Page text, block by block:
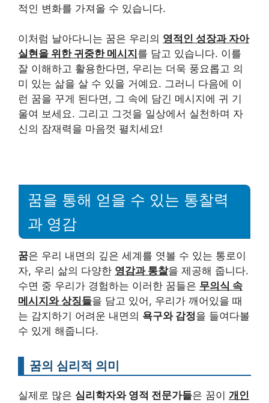
적인 변화를 가져올 수 있습니다.
이처럼 날아다니는 꿈은 우리의 영적인 성장과 자아
실현을 위한 귀중한 메시지 를 담고 있습니다. 이를
잘 이해하고 활용한다면, 우리는 더욱 풍요롭고 의
미 있는 삶을 살 수 있을 거예요. 그러니 다음에 이
런 꿈을 꾸게 된다면, 그 속에 담긴 메시지에 귀 기
울여 보세요. 그리고 그것을 일상에서 실천하며 자
신의 잠재력을 마음껏 펼치세요!
꿈을 통해 얻을 수 있는 통찰력
과 영감
꿈은 우리 내면의 깊은 세계를 엿볼 수 있는 통로이
자, 우리 삶의 다양한 영감과 통찰을 제공해 줍니다.
수면 중 우리가 경험하는 이러한 꿈들은 무의식 속
메시지와 상징들을 담고 있어, 우리가 깨어있을 때
는 감지하기 어려운 내면의 욕구와 감정을 들여다볼
수 있게 해줍니다.
꿈의 심리적 의미
실제로 많은 심리학자와 영적 전문가들은 꿈이 개인